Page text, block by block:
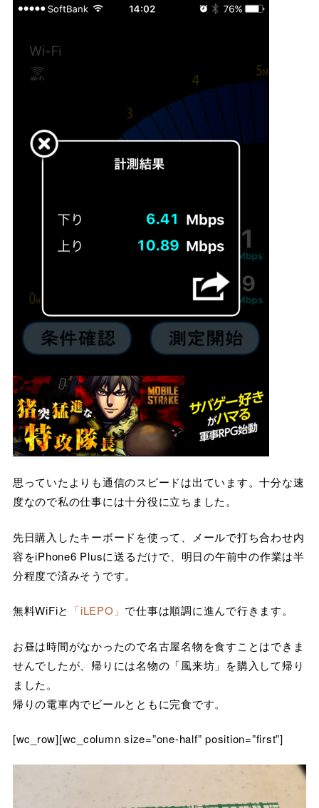
思っていたよりも通信のスピードは出ています。十分な速
度なので私の仕事には十分役に立ちました。
先日購入したキーボードを使って、メールで打ち合わせ内
容をiPhone6 Plusに送るだけで、明日の午前中の作業は半
分程度で済みそうです。
無料WiFiと 「iLEPO」 で仕事は順調に進んで行きます。
お昼は時間がなかったので名古屋名物を食すことはできま
せんでしたが、帰りには名物の「風来坊」を購入して帰り
ました。
帰りの電車内でビールとともに完食です。
[wc_row][wc_column size=”one-half” position=”first”]